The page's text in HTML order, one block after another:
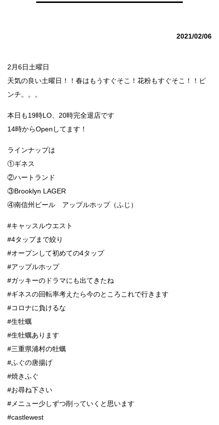
2021/02/06
2月6日土曜日
天気の良い土曜日！！春はもうすぐそこ！花粉もすぐそこ！！ピ
ンチ。。。
本日も19時LO、20時完全退店です
14時からOpenしてます！
ラインナップは
①ギネス
②ハートランド
③Brooklyn LAGER
④南信州ビール アップルホップ（ふじ）
#キャッスルウエスト
#4タップまで絞り
#オープンして初めての4タップ
#アップルホップ
#ガッキーのドラマにも出てきたね
#ギネスの回転率考えたら今のところこれで行きます
#コロナに負けるな
#生牡蠣
#生牡蠣あります
#三重県浦村の牡蠣
#ふぐの唐揚げ
#焼きふぐ
#お尋ね下さい
#メニュー少しずつ削っていくと思います
#castlewest